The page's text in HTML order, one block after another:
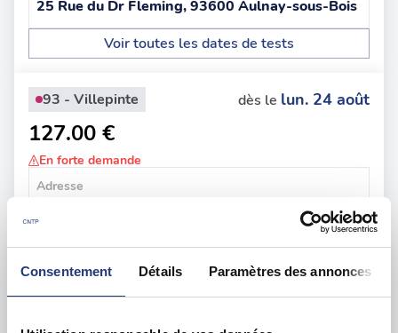
Consentement Détails Paramètres des annonces
25 Rue du Dr Fleming, 93600 Aulnay-sous-Bois
Voir toutes les dates de tests
93 - Villepinte dès le lun. 24 août
127.00 €
En forte demande
Adresse
93 - Saint-Denis dès lemar. 11 août